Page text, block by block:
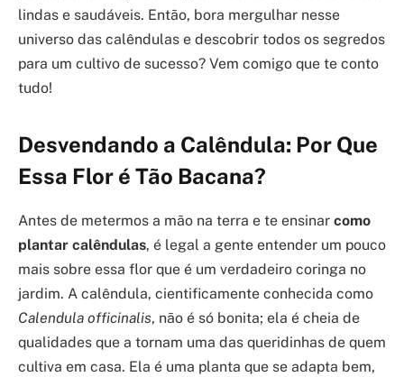
lindas e saudáveis. Então, bora mergulhar nesse
universo das calêndulas e descobrir todos os segredos
para um cultivo de sucesso? Vem comigo que te conto
tudo!
Desvendando a Calêndula: Por Que
Essa Flor é Tão Bacana?
Antes de metermos a mão na terra e te ensinar como
plantar calêndulas, é legal a gente entender um pouco
mais sobre essa flor que é um verdadeiro coringa no
jardim. A calêndula, cientificamente conhecida como
Calendula officinalis, não é só bonita; ela é cheia de
qualidades que a tornam uma das queridinhas de quem
cultiva em casa. Ela é uma planta que se adapta bem,